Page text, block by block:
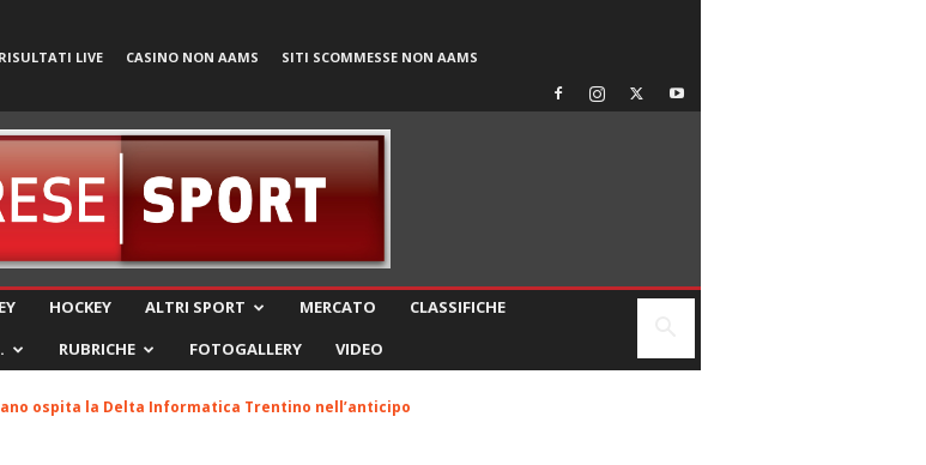
RISULTATI LIVE CASINO NON AAMS SITI SCOMMESSE NON AAMS
HOCKEY ALTRI SPORT MERCATO
CLASSIFICHE
RUBRICHE FOTOGALLERY VIDEO
ospita la Delta Informatica Trentino nell’anticipo